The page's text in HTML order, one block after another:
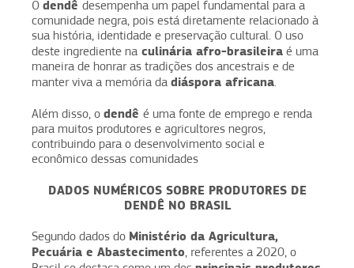
O dendê desempenha um papel fundamental para a
comunidade negra, pois está diretamente relacionado à
sua história, identidade e preservação cultural. O uso
deste ingrediente na culinária afro-brasileira é uma
maneira de honrar as tradições dos ancestrais e de
manter viva a memória da diáspora africana.
Além disso, o dendê é uma fonte de emprego e renda
para muitos produtores e agricultores negros,
contribuindo para o desenvolvimento social e
econômico dessas comunidades
DADOS NUMÉRICOS SOBRE PRODUTORES DE
DENDÊ NO BRASIL
Segundo dados do Ministério da Agricultura,
Pecuária e Abastecimento, referentes a 2020, o